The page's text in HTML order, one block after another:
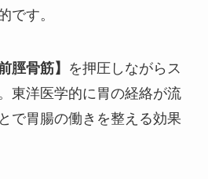
です。
前脛骨筋】
を押圧しながらス
東洋医学的に胃の経絡が流
で胃腸の働きを整える効果